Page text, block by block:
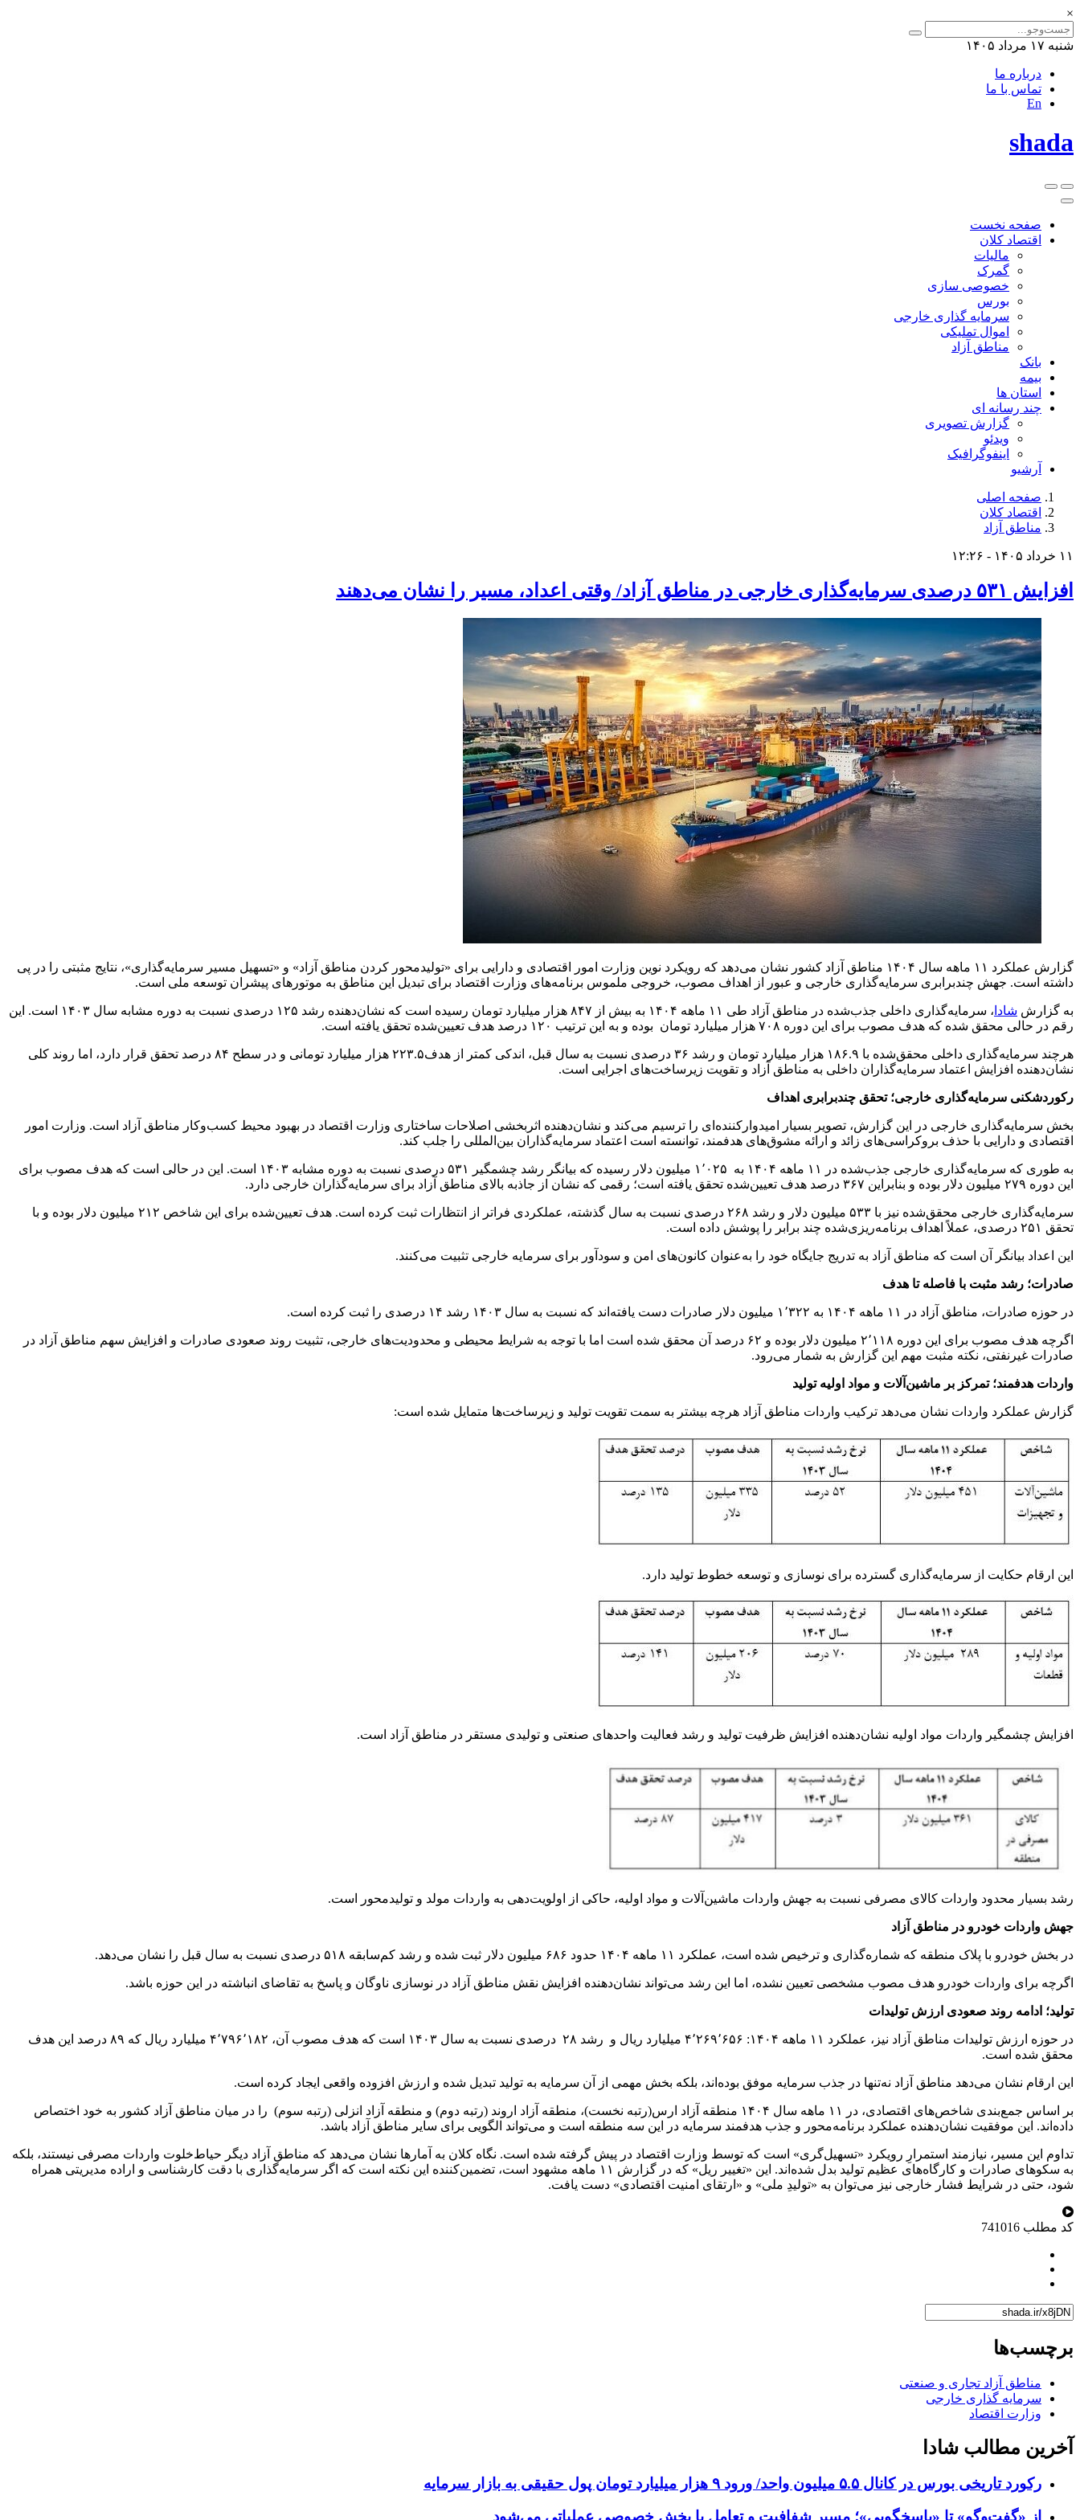
×
شنبه ۱۷ مرداد ۱۴۰۵
درباره ما
تماس با ما
En
shada
صفحه نخست
اقتصاد کلان
مالیات
گمرک
خصوصی سازی
بورس
سرمایه گذاری خارجی
اموال تملیکی
مناطق آزاد
بانک
بیمه
استان ها
چند رسانه ای
گزارش تصویری
ویدئو
اینفوگرافیک
آرشیو
صفحه اصلی
اقتصاد کلان
مناطق آزاد
۱۱ خرداد ۱۴۰۵ - ۱۲:۲۶
افزایش ۵۳۱ درصدی سرمایه‌گذاری خارجی در مناطق آزاد/ وقتی اعداد، مسیر را نشان می‌دهند
گزارش عملکرد ۱۱ ماهه سال ۱۴۰۴ مناطق آزاد کشور نشان می‌دهد که رویکرد نوین وزارت امور اقتصادی و دارایی برای «تولیدمحور کردن مناطق آزاد» و «تسهیل مسیر سرمایه‌گذاری»، نتایج مثبتی را در پی
داشته است. جهش چندبرابری سرمایه‌گذاری خارجی و عبور از اهداف مصوب، خروجی ملموس برنامه‌های وزارت اقتصاد برای تبدیل این مناطق به موتورهای پیشران توسعه ملی است.
به گزارش شادا
، سرمایه‌گذاری داخلی جذب‌شده در مناطق آزاد طی ۱۱ ماهه ۱۴۰۴ به بیش از ۸۴۷ هزار میلیارد تومان رسیده است که نشان‌دهنده رشد ۱۲۵ درصدی نسبت به دوره مشابه سال ۱۴۰۳ است. این
رقم در حالی محقق شده که هدف مصوب برای این دوره ۷۰۸ هزار میلیارد تومان بوده و به این ترتیب ۱۲۰ درصد هدف تعیین‌شده تحقق یافته است.
هرچند سرمایه‌گذاری داخلی محقق‌شده با ۱۸۶.۹ هزار میلیارد تومان و رشد ۳۶ درصدی نسبت به سال قبل، اندکی کمتر از هدف۲۲۳.۵ هزار میلیارد تومانی و در سطح ۸۴ درصد تحقق قرار دارد، اما روند کلی
نشان‌دهنده افزایش اعتماد سرمایه‌گذاران داخلی به مناطق آزاد و تقویت زیرساخت‌های اجرایی است.
رکوردشکنی سرمایه‌گذاری خارجی؛ تحقق چندبرابری اهداف
بخش سرمایه‌گذاری خارجی در این گزارش، تصویر بسیار امیدوارکننده‌ای را ترسیم می‌کند و نشان‌دهنده اثربخشی اصلاحات ساختاری وزارت اقتصاد در بهبود محیط کسب‌وکار مناطق آزاد است. وزارت امور
اقتصادی و دارایی با حذف بروکراسی‌های زائد و ارائه مشوق‌های هدفمند، توانسته است اعتماد سرمایه‌گذاران بین‌المللی را جلب کند.
به طوری که سرمایه‌گذاری خارجی جذب‌شده در ۱۱ ماهه ۱۴۰۴ به ۱٬۰۲۵ میلیون دلار رسیده که بیانگر رشد چشمگیر ۵۳۱ درصدی نسبت به دوره مشابه ۱۴۰۳ است. این در حالی است که هدف مصوب برای
این دوره ۲۷۹ میلیون دلار بوده و بنابراین ۳۶۷ درصد هدف تعیین‌شده تحقق یافته است؛ رقمی که نشان از جاذبه بالای مناطق آزاد برای سرمایه‌گذاران خارجی دارد.
سرمایه‌گذاری خارجی محقق‌شده نیز با ۵۳۳ میلیون دلار و رشد ۲۶۸ درصدی نسبت به سال گذشته، عملکردی فراتر از انتظارات ثبت کرده است. هدف تعیین‌شده برای این شاخص ۲۱۲ میلیون دلار بوده و با
تحقق ۲۵۱ درصدی، عملاً اهداف برنامه‌ریزی‌شده چند برابر را پوشش داده است.
این اعداد بیانگر آن است که مناطق آزاد به تدریج جایگاه خود را به‌عنوان کانون‌های امن و سودآور برای سرمایه خارجی تثبیت می‌کنند.
صادرات؛ رشد مثبت با فاصله تا هدف
در حوزه صادرات، مناطق آزاد در ۱۱ ماهه ۱۴۰۴ به ۱٬۳۲۲ میلیون دلار صادرات دست یافته‌اند که نسبت به سال ۱۴۰۳ رشد ۱۴ درصدی را ثبت کرده است.
اگرچه هدف مصوب برای این دوره ۲٬۱۱۸ میلیون دلار بوده و ۶۲ درصد آن محقق شده است اما با توجه به شرایط محیطی و محدودیت‌های خارجی، تثبیت روند صعودی صادرات و افزایش سهم مناطق آزاد در
صادرات غیرنفتی، نکته مثبت مهم این گزارش به شمار می‌رود.
واردات هدفمند؛ تمرکز بر ماشین‌آلات و مواد اولیه تولید
گزارش عملکرد واردات نشان می‌دهد ترکیب واردات مناطق آزاد هرچه بیشتر به سمت تقویت تولید و زیرساخت‌ها متمایل شده است:
این ارقام حکایت از سرمایه‌گذاری گسترده برای نوسازی و توسعه خطوط تولید دارد.
افزایش چشمگیر واردات مواد اولیه نشان‌دهنده افزایش ظرفیت تولید و رشد فعالیت واحدهای صنعتی و تولیدی مستقر در مناطق آزاد است.
رشد بسیار محدود واردات کالای مصرفی نسبت به جهش واردات ماشین‌آلات و مواد اولیه، حاکی از اولویت‌دهی به واردات مولد و تولیدمحور است.
جهش واردات خودرو در مناطق آزاد
در بخش خودرو با پلاک منطقه که شماره‌گذاری و ترخیص شده است، عملکرد ۱۱ ماهه ۱۴۰۴ حدود ۶۸۶ میلیون دلار ثبت شده و رشد کم‌سابقه ۵۱۸ درصدی نسبت به سال قبل را نشان می‌دهد.
اگرچه برای واردات خودرو هدف مصوب مشخصی تعیین نشده، اما این رشد می‌تواند نشان‌دهنده افزایش نقش مناطق آزاد در نوسازی ناوگان و پاسخ به تقاضای انباشته در این حوزه باشد.
تولید؛ ادامه روند صعودی ارزش تولیدات
در حوزه ارزش تولیدات مناطق آزاد نیز، عملکرد ۱۱ ماهه ۱۴۰۴: ۴٬۲۶۹٬۶۵۶ میلیارد ریال و رشد ۲۸ درصدی نسبت به سال ۱۴۰۳ است که هدف مصوب آن، ۴٬۷۹۶٬۱۸۲ میلیارد ریال که ۸۹ درصد این هدف
محقق شده است.
این ارقام نشان می‌دهد مناطق آزاد نه‌تنها در جذب سرمایه موفق بوده‌اند، بلکه بخش مهمی از آن سرمایه به تولید تبدیل شده و ارزش افزوده واقعی ایجاد کرده است.
بر اساس جمع‌بندی شاخص‌های اقتصادی، در ۱۱ ماهه سال ۱۴۰۴ منطقه آزاد ارس(رتبه نخست)، منطقه آزاد اروند (رتبه دوم) و منطقه آزاد انزلی (رتبه سوم) را در میان مناطق آزاد کشور به خود اختصاص
داده‌اند. این موفقیت نشان‌دهنده عملکرد برنامه‌محور و جذب هدفمند سرمایه در این سه منطقه است و می‌تواند الگویی برای سایر مناطق آزاد باشد.
تداوم این مسیر، نیازمند استمرارِ رویکرد «تسهیل‌گری» است که توسط وزارت اقتصاد در پیش گرفته شده است. نگاه کلان به آمارها نشان می‌دهد که مناطق آزاد دیگر حیاط‌خلوت واردات مصرفی نیستند، بلکه
به سکوهای صادرات و کارگاه‌های عظیم تولید بدل شده‌اند. این «تغییر ریل» که در گزارش ۱۱ ماهه مشهود است، تضمین‌کننده این نکته است که اگر سرمایه‌گذاری با دقت کارشناسی و اراده‌ مدیریتی همراه
شود، حتی در شرایط فشار خارجی نیز می‌توان به «تولیدِ ملی» و «ارتقای امنیت اقتصادی» دست یافت.
کد مطلب 741016
برچسب‌ها
مناطق آزاد تجاری و صنعتی
سرمایه گذاری خارجی
وزارت اقتصاد
آخرین مطالب شادا
رکورد تاریخی بورس در کانال ۵.۵ میلیون واحد/ ورود ۹ هزار میلیارد تومان پول حقیقی به بازار سرمایه
از «گفت‌وگو» تا «پاسخگویی»؛ مسیر شفافیت و تعامل با بخش خصوصی عملیاتی می‌شود